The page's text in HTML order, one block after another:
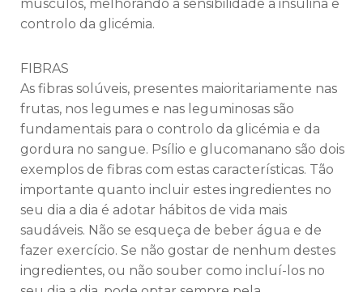
músculos, melhorando a sensibilidade à insulina e
controlo da glicémia.
FIBRAS
As fibras solúveis, presentes maioritariamente nas
frutas, nos legumes e nas leguminosas são
fundamentais para o controlo da glicémia e da
gordura no sangue. Psílio e glucomanano são dois
exemplos de fibras com estas características. Tão
importante quanto incluir estes ingredientes no
seu dia a dia é adotar hábitos de vida mais
saudáveis. Não se esqueça de beber água e de
fazer exercício. Se não gostar de nenhum destes
ingredientes, ou não souber como incluí-los no